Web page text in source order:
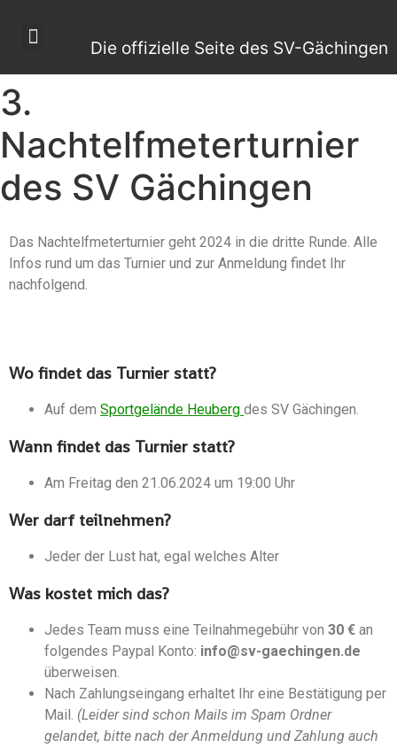
Die offizielle Seite des SV-Gächingen
3.
Nachtelfmeterturnier
des SV Gächingen
Das Nachtelfmeterturnier geht 2024 in die dritte Runde. Alle
Infos rund um das Turnier und zur Anmeldung findet Ihr
nachfolgend.
Wo findet das Turnier statt?​
Auf dem Sportgelände Heuberg des SV Gächingen.
Wann findet das Turnier statt?
Am Freitag den 21.06.2024 um 19:00 Uhr
Wer darf teilnehmen?
Jeder der Lust hat, egal welches Alter
Was kostet mich das?
Jedes Team muss eine Teilnahmegebühr von 30 € an
folgendes Paypal Konto: info@sv-gaechingen.de
überweisen.
Nach Zahlungseingang erhaltet Ihr eine Bestätigung per
Mail. (Leider sind schon Mails im Spam Ordner
gelandet, bitte nach der Anmeldung und Zahlung auch